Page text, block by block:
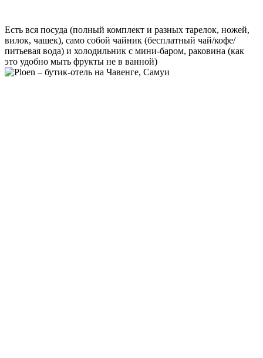
Есть вся посуда (полный комплект и разных тарелок, ножей,
вилок, чашек), само собой чайник (бесплатный чай/кофе/
питьевая вода) и холодильник с мини-баром, раковина (как
это удобно мыть фрукты не в ванной)